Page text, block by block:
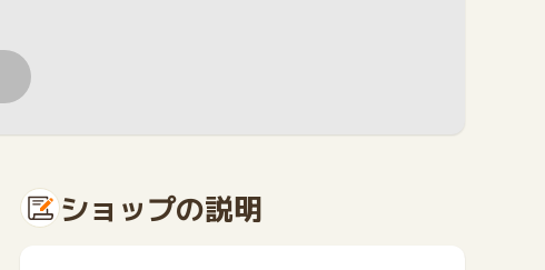
ショップの説明